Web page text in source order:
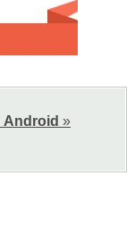
Android »